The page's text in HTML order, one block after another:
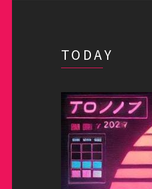
TODAY